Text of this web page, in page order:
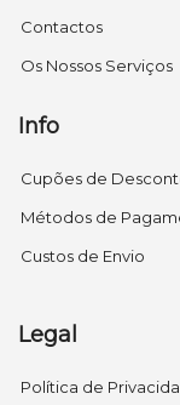
Contactos
Os Nossos Serviços
Info
Cupões de
Métodos de
Custos de Envio
Legal
Política de